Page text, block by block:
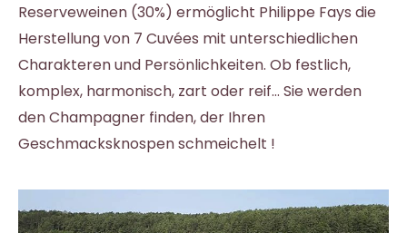
Reserveweinen (30%) ermöglicht Philippe Fays die
Herstellung von 7 Cuvées mit unterschiedlichen
Charakteren und Persönlichkeiten. Ob festlich,
komplex, harmonisch, zart oder reif... Sie werden
den Champagner finden, der Ihren
Geschmacksknospen schmeichelt !